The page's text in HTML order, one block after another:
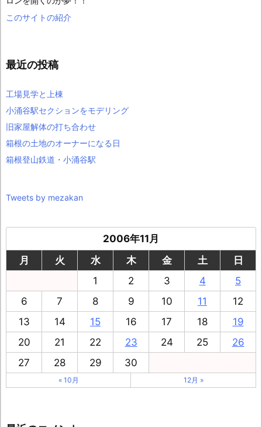
このサイトの紹介
最近の投稿
工場見学と上棟
小涌谷駅セクションをモデリング
旧家屋解体の打ち合わせ
箱根の土地のオーナーになる日
箱根登山鉄道・小涌谷駅
Tweets by mezakan
2006年11月
月
火 水 木 金 土
日
1
2 3 4
5
6
7 8 9 10 11
12
13
14 15 16 17 18
19
20
21 22 23 24 25
26
27
28 29 30
« 10月 12月 »